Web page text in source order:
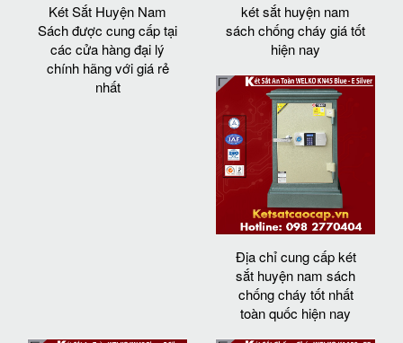
Két Sắt Huyện Nam
Sách được cung cấp tại
các cửa hàng đại lý
chính hãng với giá rẻ
nhất
két sắt huyện nam
sách chống cháy giá tốt
hiện nay
Địa chỉ cung cấp két
sắt huyện nam sách
chống cháy tốt nhất
toàn quốc hiện nay